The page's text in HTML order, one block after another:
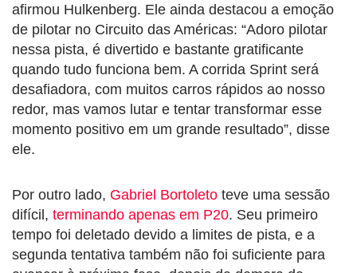
afirmou Hulkenberg. Ele ainda destacou a emoção
de pilotar no Circuito das Américas: “Adoro pilotar
nessa pista, é divertido e bastante gratificante
quando tudo funciona bem. A corrida Sprint será
desafiadora, com muitos carros rápidos ao nosso
redor, mas vamos lutar e tentar transformar esse
momento positivo em um grande resultado”, disse
ele.
Por outro lado, Gabriel Bortoleto teve uma sessão
difícil, terminando apenas em P20. Seu primeiro
tempo foi deletado devido a limites de pista, e a
segunda tentativa também não foi suficiente para